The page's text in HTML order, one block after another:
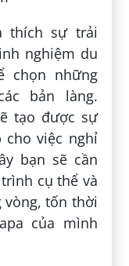
thích sự trải
nghiệm du
chọn những
bản làng.
tạo được sự
việc nghỉ
bạn sẽ cần
cụ thể và
tốn thời
của mình